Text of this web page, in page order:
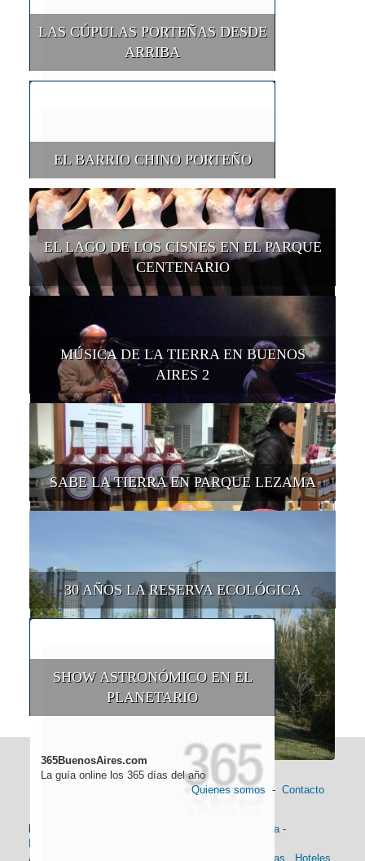
LAS CÚPULAS PORTEÑAS DESDE
ARRIBA
EL BARRIO CHINO PORTEÑO
EL LAGO DE LOS CISNES EN EL PARQUE
CENTENARIO
MÚSICA DE LA TIERRA EN BUENOS
AIRES 2
SABE LA TIERRA EN PARQUE LEZAMA
30 AÑOS LA RESERVA ECOLÓGICA
SHOW ASTRONÓMICO EN EL
PLANETARIO
365BuenosAires.com
La guía online los 365 días del año
Quienes somos - Contacto
Historia-
Alojamiento:
Hoteles 4 Estrellas Hoteles